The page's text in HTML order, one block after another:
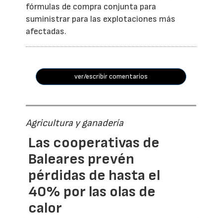
fórmulas de compra conjunta para
suministrar para las explotaciones más
afectadas.
ver/escribir comentarios
Agricultura y ganadería
Las cooperativas de
Baleares prevén
pérdidas de hasta el
40% por las olas de
calor